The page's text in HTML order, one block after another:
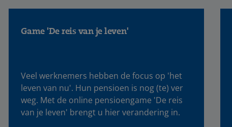
Game 'De reis van je leven'
Veel werknemers hebben de focus op 'het
leven van nu'. Hun pensioen is nog (te) ver
weg. Met de online pensioengame 'De reis
van je leven' brengt u hier verandering in.